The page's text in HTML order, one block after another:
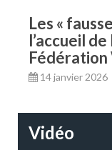
Les «
l’accueil
14 janvier 2026
Vidéo